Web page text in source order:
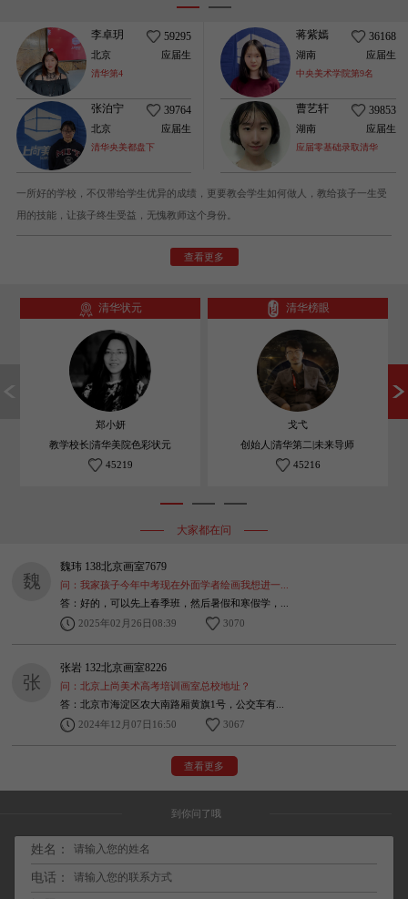
59295
李卓玥
应届生
北京
清华第4
36168
蒋紫嫣
应届生
湖南
中央美术学院第9名
39764
张泊宁
应届生
北京
清华央美都盘下
39853
曹艺轩
应届生
湖南
应届零基础录取清华
一所好的学校，不仅带给学生优异的成绩，更要教会学生如何做人，教给孩子一生受
用的技能，让孩子终生受益，无愧教师这个身份。
查看更多
清华状元
郑小妍
教学校长|清华美院色彩状元
45219
清华榜眼
戈弋
创始人|清华第二|未来导师
45216
大家都在问
魏
魏玮 138北京画室7679
问：我家孩子今年中考现在外面学者绘画我想进一...
答：好的，可以先上春季班，然后暑假和寒假学，...
2025年02月26日08:39
3070
张
张岩 132北京画室8226
问：北京上尚美术高考培训画室总校地址？
答：北京市海淀区农大南路厢黄旗1号，公交车有...
2024年12月07日16:50
3067
查看更多
到你问了哦
姓名：
电话：